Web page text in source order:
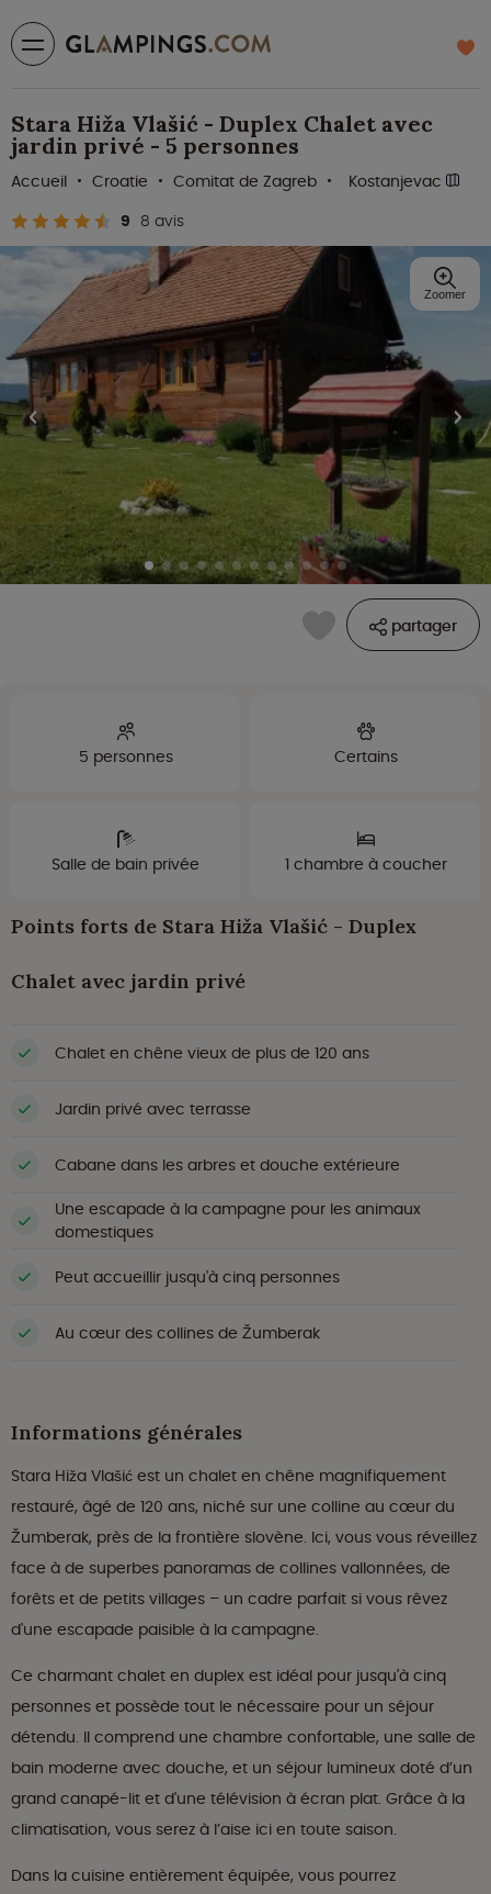
Stara Hiža Vlašić - Duplex Chalet avec
jardin privé - 5 personnes
9 8 avis
Accueil Croatie Comitat de Zagreb Kostanjevac
partager
Zoomer
5 personnes Certains
Salle de bain privée 1 chambre à coucher
Points forts de Stara Hiža Vlašić - Duplex
Chalet avec jardin privé
Chalet en chêne vieux de plus de 120 ans
Jardin privé avec terrasse
Cabane dans les arbres et douche extérieure
Une escapade à la campagne pour les animaux
domestiques
Peut accueillir jusqu'à cinq personnes
Au cœur des collines de Žumberak
Informations générales
Stara Hiža Vlašić est un chalet en chêne magnifiquement
restauré, âgé de 120 ans, niché sur une colline au cœur du
Žumberak, près de la frontière slovène. Ici, vous vous réveillez
face à de superbes panoramas de collines vallonnées, de
forêts et de petits villages – un cadre parfait si vous rêvez
d'une escapade paisible à la campagne.
Ce charmant chalet en duplex est idéal pour jusqu'à cinq
personnes et possède tout le nécessaire pour un séjour
détendu. Il comprend une chambre confortable, une salle de
bain moderne avec douche, et un séjour lumineux doté d’un
grand canapé-lit et d'une télévision à écran plat. Grâce à la
climatisation, vous serez à l’aise ici en toute saison.
Dans la cuisine entièrement équipée, vous pourrez